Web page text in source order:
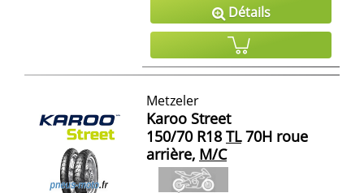
Détails
Metzeler
Karoo Street
150/70 R18 TL70H roue
arrière, M/C